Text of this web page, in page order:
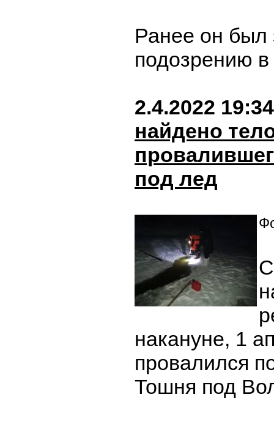
Ранее он был
подозрению
2.4.2022 19:34
найдено
под лед
накануне, 1
провалился
Тошня под